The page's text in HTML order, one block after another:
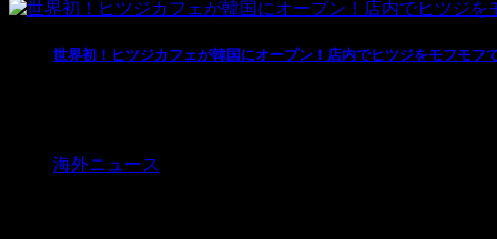
世界初！ヒツジカフェが韓国にオープン！店内でヒツジをモフモフ
海外ニュース